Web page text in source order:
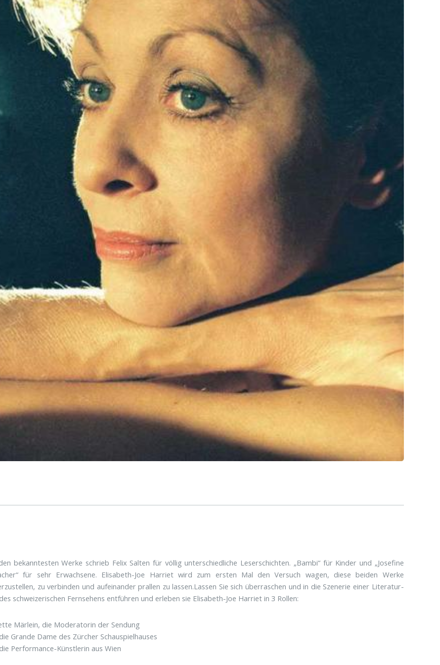
bekanntesten Werke schrieb Felix Salten für völlig unterschiedliche Leserschichten. „Bambi“ für Kinder und „Josefine
für sehr Erwachsene. Elisabeth-Joe Harriet wird zum ersten Mal den Versuch wagen, diese beiden Werke
zu verbinden und aufeinander prallen zu lassen.Lassen Sie sich überraschen und in die Szenerie einer Literatur-
schweizerischen Fernsehens entführen und erleben sie Elisabeth-Joe Harriet in 3 Rollen:
Märlein, die Moderatorin der Sendung
Grande Dame des Zürcher Schauspielhauses
Performance-Künstlerin aus Wien